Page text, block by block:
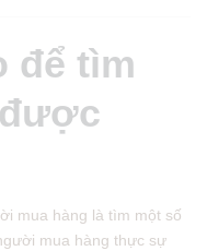
để tìm
mua hàng là tìm một số
mua hàng thực sự